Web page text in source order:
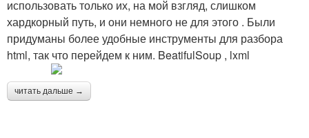
использовать только их, на мой взгляд, слишком
хардкорный путь, и они немного не для этого . Были
придуманы более удобные инструменты для разбора
html, так что перейдем к ним. BeatifulSoup , lxml
читать дальше →